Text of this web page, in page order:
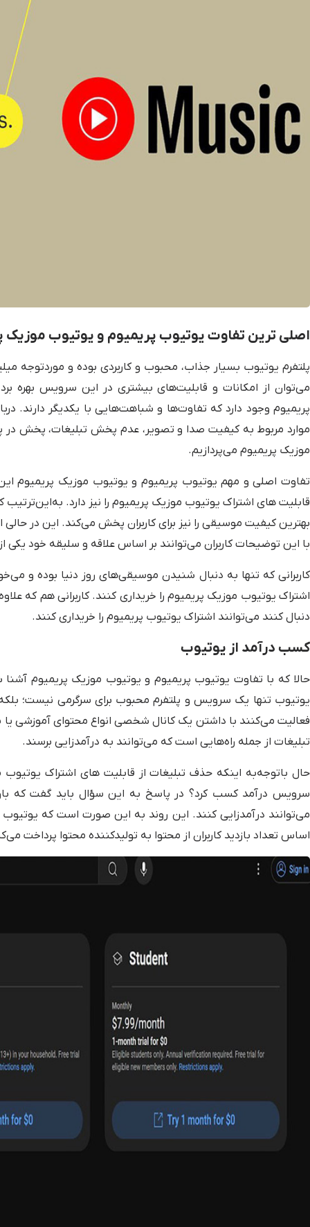
اصلی ترین تفاوت یوتیوب پریمیوم و یوتیوب موزیک
پلتفرم یوتیوب بسیار جذاب، محبوب و کاربردی بوده و موردتوجه
می‌توان از امکانات و قابلیت‌های بیشتری در این سرویس بهره
پریمیوم وجود دارد که تفاوت‌ها و شباهت‌هایی با یکدیگر
موارد مربوط به کیفیت صدا و تصویر، عدم پخش تبلیغات، پخش
موزیک پریمیوم می‌پردازیم.
تفاوت اصلی و مهم یوتیوب پریمیوم و یوتیوب موزیک پریمیوم
قابلیت های اشتراک یوتیوب موزیک پریمیوم را نیز دارد.
بهترین کیفیت موسیقی را نیز برای کاربران پخش می‌کند. این در
با این توضیحات کاربران می‌توانند بر اساس علاقه و سلیقه خود یکی
کاربرانی که تنها به دنبال شنیدن موسیقی‌های روز دنیا بوده و
اشتراک یوتیوب موزیک پریمیوم را خریداری کنند. کاربرانی هم که
دنبال کنند می‌توانند اشتراک یوتیوب پریمیوم را خریداری کنند.
کسب درآمد از یوتیوب
حالا که با تفاوت یوتیوب پریمیوم و یوتیوب موزیک پریمیوم
یوتیوب تنها یک سرویس و پلتفرم محبوب برای سرگرمی نیست؛ بلکه
فعالیت می‌کنند با داشتن یک کانال شخصی انواع محتوای آموزشی یا
تبلیغات از جمله راه‌هایی است که می‌توانند به درآمدزایی برسند.
حال باتوجه‌به اینکه حذف تبلیغات از قابلیت های اشتراک
سرویس درآمد کسب کرد؟ در پاسخ به این سؤال باید گفت که
می‌توانند درآمدزایی کنند. این روند به این صورت است که
اساس تعداد بازدید کاربران از محتوا به تولیدکننده محتوا پرداخت